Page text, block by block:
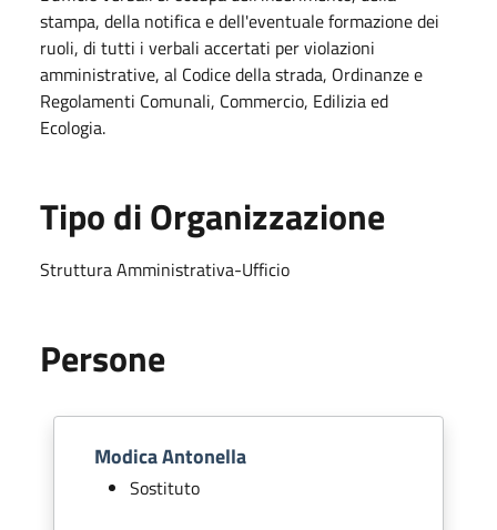
stampa, della notifica e dell'eventuale formazione dei
ruoli, di tutti i verbali accertati per violazioni
amministrative, al Codice della strada, Ordinanze e
Regolamenti Comunali, Commercio, Edilizia ed
Ecologia.
Tipo di Organizzazione
Struttura Amministrativa-Ufficio
Persone
Modica Antonella
Sostituto